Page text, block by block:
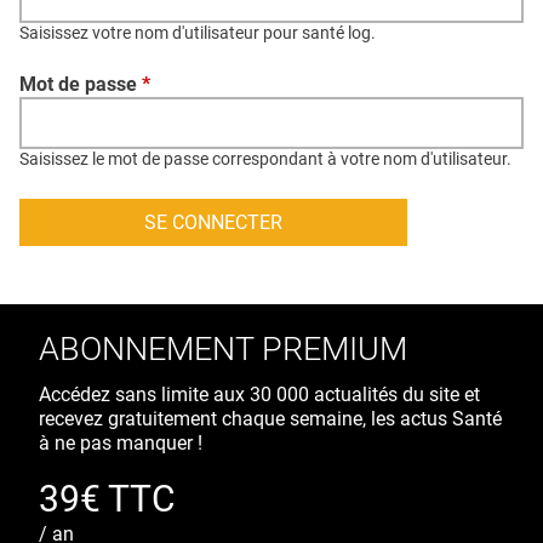
CONTACT
CRÉDITS
Saisissez votre nom d'utilisateur pour santé log.
Mot de passe *
Saisissez le mot de passe correspondant à votre nom d'utilisateur.
ABONNEMENT PREMIUM
Accédez sans limite aux 30 000 actualités du site et
recevez gratuitement chaque semaine, les actus Santé
à ne pas manquer !
39€ TTC
/ an